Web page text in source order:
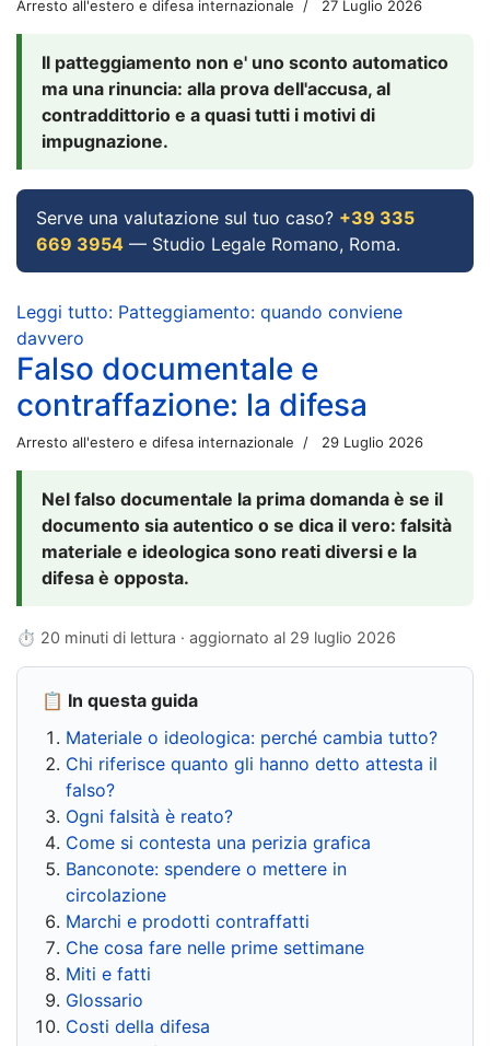
Arresto all'estero e difesa internazionale 27 Luglio 2026
Il patteggiamento non e' uno sconto automatico
ma una rinuncia: alla prova dell'accusa, al
contraddittorio e a quasi tutti i motivi di
impugnazione.
Serve una valutazione sul tuo caso? +39 335
669 3954 — Studio Legale Romano, Roma.
Leggi tutto: Patteggiamento: quando conviene
davvero
Falso documentale e
contraffazione: la difesa
Arresto all'estero e difesa internazionale 29 Luglio 2026
Nel falso documentale la prima domanda è se il
documento sia autentico o se dica il vero: falsità
materiale e ideologica sono reati diversi e la
difesa è opposta.
⏱ 20 minuti di lettura · aggiornato al 29 luglio 2026
📋 In questa guida
Materiale o ideologica: perché cambia tutto?
Chi riferisce quanto gli hanno detto attesta il
falso?
Ogni falsità è reato?
Come si contesta una perizia grafica
Banconote: spendere o mettere in
circolazione
Marchi e prodotti contraffatti
Che cosa fare nelle prime settimane
Miti e fatti
Glossario
Costi della difesa